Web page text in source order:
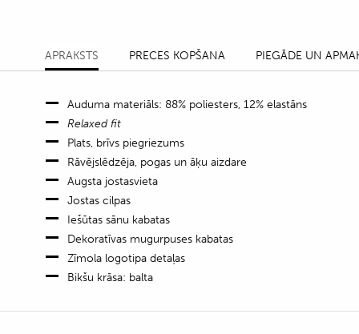
APRAKSTS PRECES KOPŠANA PIEGĀDE UN
Auduma materiāls: 88% poliesters, 12% elastāns
Relaxed fit
Plats, brīvs piegriezums
Rāvējslēdzēja, pogas un āķu aizdare
Augsta jostasvieta
Jostas cilpas
Iešūtas sānu kabatas
Dekoratīvas mugurpuses kabatas
Zīmola logotipa detaļas
Bikšu krāsa: balta